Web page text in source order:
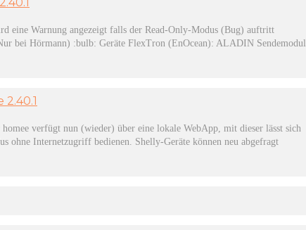
eine Warnung angezeigt falls der Read-Only-Modus (Bug) auftritt
bei Hörmann) :bulb: Geräte FlexTron (EnOcean): ALADIN Sendemodul
verfügt nun (wieder) über eine lokale WebApp, mit dieser lässt sich
ohne Internetzugriff bedienen. Shelly-Geräte können neu abgefragt